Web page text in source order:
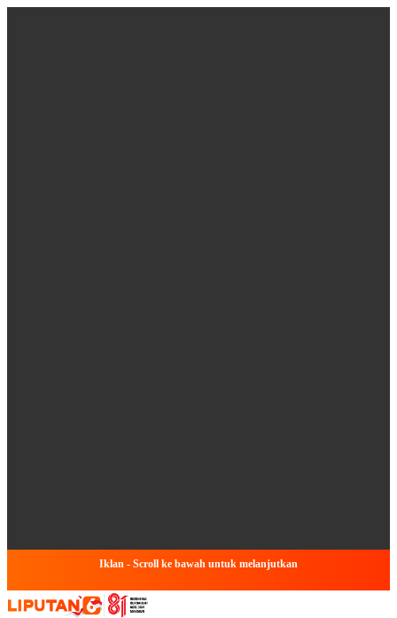
Iklan - Scroll ke bawah untuk melanjutkan